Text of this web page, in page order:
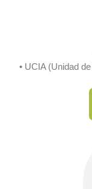
• UCIA (Unidad